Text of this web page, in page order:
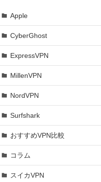
Apple
CyberGhost
ExpressVPN
MillenVPN
NordVPN
Surfshark
おすすめVPN比較
コラム
スイカVPN